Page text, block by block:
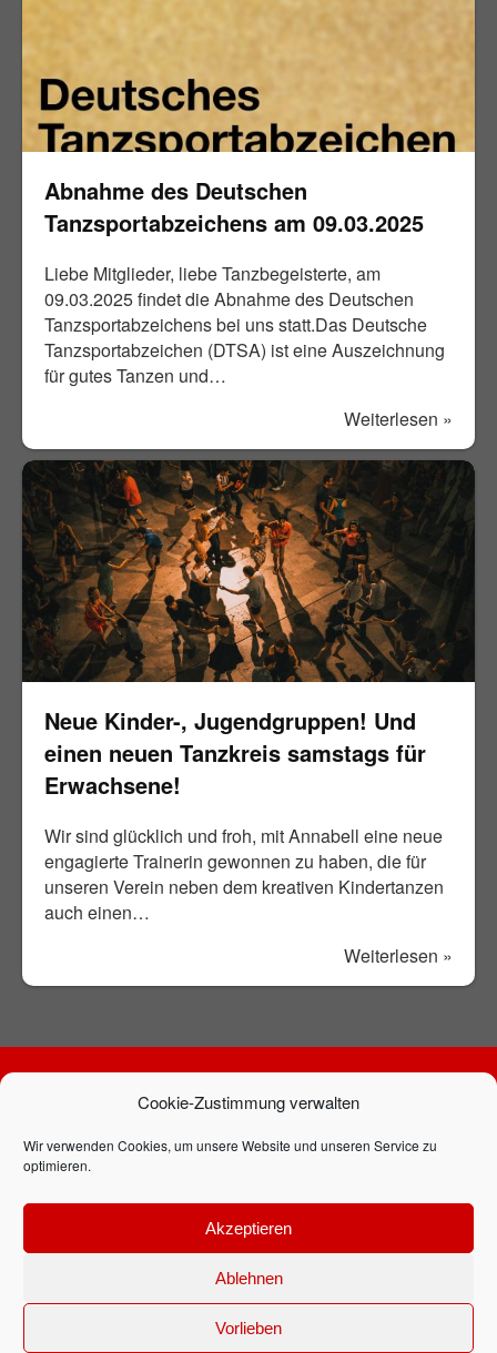
Cookie-Zustimmung verwalten
Wir verwenden Cookies, um unsere Website und unseren Service zu
optimieren.
Akzeptieren
Ablehnen
Vorlieben
Abnahme des Deutschen
Tanzsportabzeichens am 09.03.2025
Liebe Mitglieder, liebe Tanzbegeisterte, am
09.03.2025 findet die Abnahme des Deutschen
Tanzsportabzeichens bei uns statt.Das Deutsche
Tanzsportabzeichen (DTSA) ist eine Auszeichnung
für gutes Tanzen und…
Weiterlesen »
Neue Kinder-, Jugendgruppen! Und
einen neuen Tanzkreis samstags für
Erwachsene!
Wir sind glücklich und froh, mit Annabell eine neue
engagierte Trainerin gewonnen zu haben, die für
unseren Verein neben dem kreativen Kindertanzen
auch einen…
Weiterlesen »
Bleib auf dem Laufenden mit unserem
Newsletter: Hier anmelden!
Folge uns auf:
TTC Rot-Weiß Freiburg e.V., Böcklerstraße 11, 79110 Freiburg
Copyright © 2026 TTC Rot-Weiß Freiburg e.V. | Design by Daniel
Impressum|